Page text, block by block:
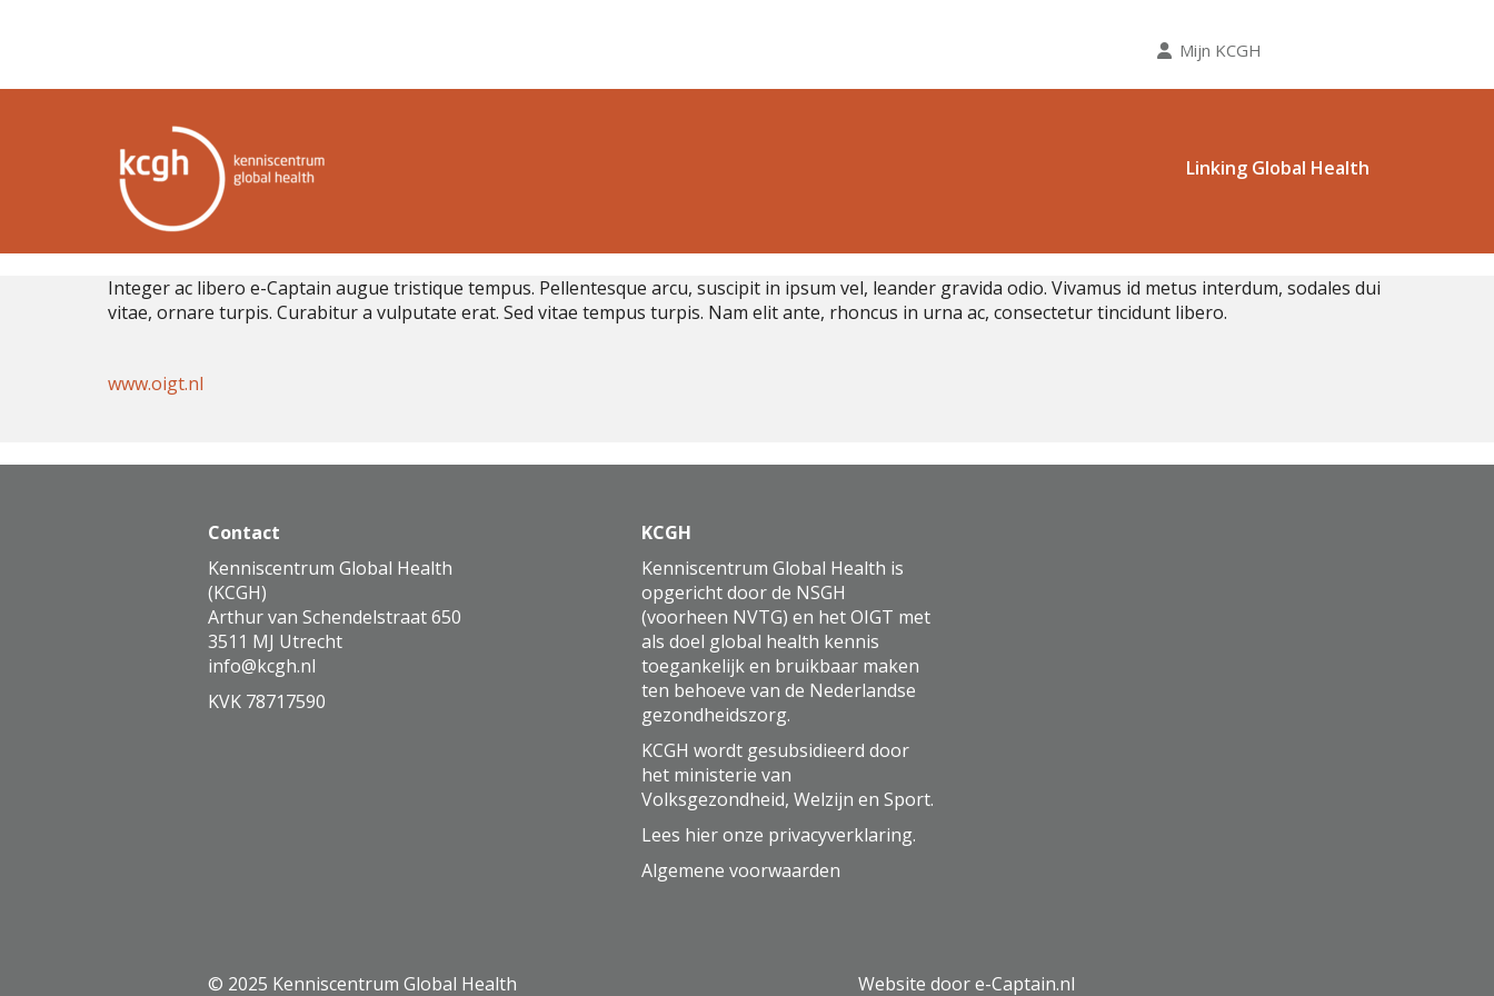
Mijn KCGH
Linking Global Health
Integer ac libero e-Captain augue tristique tempus. Pellentesque arcu, suscipit in ipsum vel, leander gravida odio. Vivamus id metus interdum, sodales dui
vitae, ornare turpis. Curabitur a vulputate erat. Sed vitae tempus turpis. Nam elit ante, rhoncus in urna ac, consectetur tincidunt libero.
www.oigt.nl
Contact
Kenniscentrum Global Health
(KCGH)
Arthur van Schendelstraat 650
3511 MJ Utrecht
ofni@kcgh.nl
KVK 78717590
KCGH
Kenniscentrum Global Health is
opgericht door de NSGH
(voorheen NVTG) en het OIGT met
als doel global health kennis
toegankelijk en bruikbaar maken
ten behoeve van de Nederlandse
gezondheidszorg.
KCGH wordt gesubsidieerd door
het ministerie van
Volksgezondheid, Welzijn en Sport.
Lees hier onze privacyverklaring.
Algemene voorwaarden
© 2025 Kenniscentrum Global Health Website door e-Captain.nl